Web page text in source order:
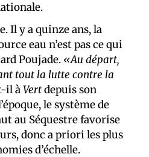
Il y a quinze ans, la
eau n’est pas ce qui
Poujade. «Au départ,
tout la lutte contre la
il àVertdepuis son
le système de
au Séquestre favorise
donc a priori les plus
d’échelle.